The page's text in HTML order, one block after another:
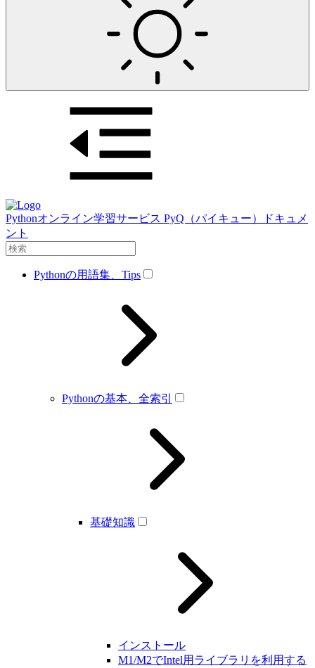
Pythonオンライン学習サービス PyQ（パイキュー）ドキュメ
ント
Pythonの用語集、Tips
Pythonの基本、全索引
基礎知識
インストール
M1/M2でIntel用ライブラリを利用する